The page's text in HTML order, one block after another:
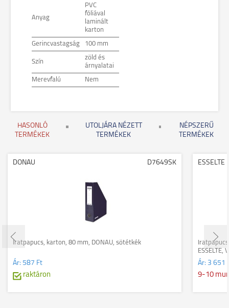
Anyag
PVC
fóliával
laminált
karton
Gerincvastagság 100 mm
Szín
zöld és
árnyalatai
Merevfalú Nem
HASONLÓ
TERMÉKEK
UTOLJÁRA NÉZETT
TERMÉKEK
NÉPSZERŰ
TERMÉKEK
DONAU D7649SK
Iratpapucs, karton, 80 mm, DONAU, sötétkék
Ár: 587 Ft
raktáron
ESSELTE
ESSELTE,
Ár: 3 651
9-10